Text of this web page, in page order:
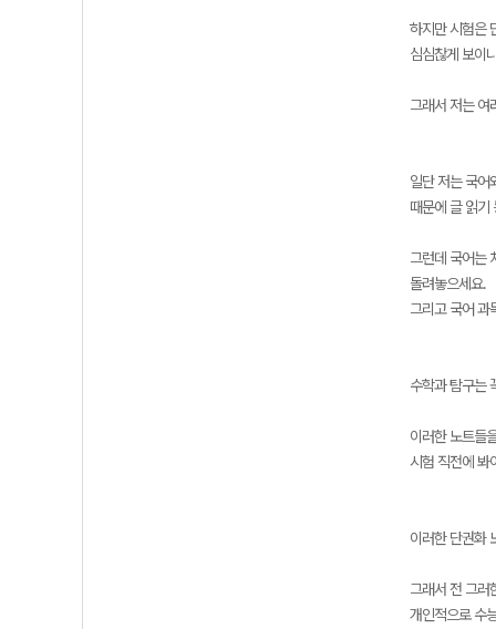
하지만 시험은
심심찮게 보이
그래서 저는 여
일단 저는 국어
때문에 글 읽기
그런데 국어는
돌려놓으세요.
그리고 국어 과
수학과 탐구는
이러한 노트들
시험 직전에 봐
이러한 단권화
그래서 전 그러
개인적으로 수